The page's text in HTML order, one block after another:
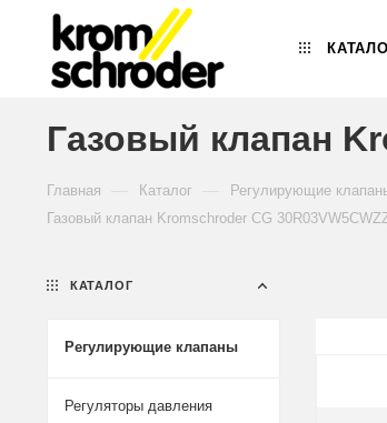
Газовый клапан
Главная Каталог Регулирующие
Газовый клапан Kromschroder CG
КАТАЛОГ
Регулирующие клапаны
Регуляторы давления